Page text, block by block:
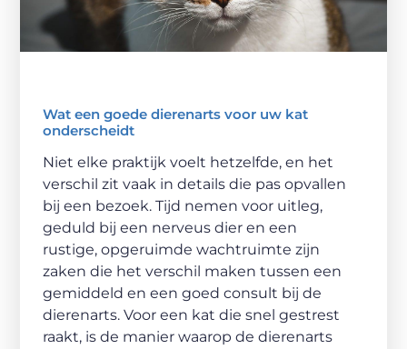
Wat een goede dierenarts voor uw kat
onderscheidt
Niet elke praktijk voelt hetzelfde, en het
verschil zit vaak in details die pas opvallen
bij een bezoek. Tijd nemen voor uitleg,
geduld bij een nerveus dier en een
rustige, opgeruimde wachtruimte zijn
zaken die het verschil maken tussen een
gemiddeld en een goed consult bij de
dierenarts. Voor een kat die snel gestrest
raakt, is de manier waarop de dierenarts